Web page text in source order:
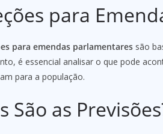
para
para emendas parlamentares são
é essencial analisar o que pode
para a população.
São as